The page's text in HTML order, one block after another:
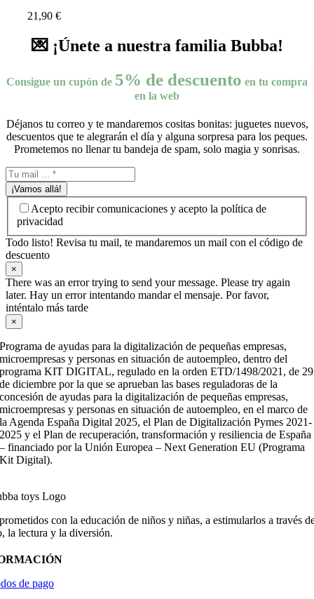
21,90€
💌 ¡Únete a nuestra familia Bubba!
Consigue un cupón de 5% de descuento en tu compra
en la web
Déjanos tu correo y te mandaremos cositas bonitas: juguetes nuevos,
descuentos que te alegrarán el día y alguna sorpresa para los peques.
Prometemos no llenar tu bandeja de spam, solo magia y sonrisas.
¡Vamos allá!
Acepto recibir comunicaciones y acepto la política de
privacidad
Todo listo! Revisa tu mail, te mandaremos un mail con el código de
descuento
×
There was an error trying to send your message. Please try again
later. Hay un error intentando mandar el mensaje. Por favor,
inténtalo más tarde
×
Programa de ayudas para la digitalización de pequeñas empresas,
microempresas y personas en situación de autoempleo, dentro del
programa KIT DIGITAL, regulado en la orden ETD/1498/2021, de 29
de diciembre por la que se aprueban las bases reguladoras de la
concesión de ayudas para la digitalización de pequeñas empresas,
microempresas y personas en situación de autoempleo, en el marco de
la Agenda España Digital 2025, el Plan de Digitalización Pymes 2021-
2025 y el Plan de recuperación, transformación y resiliencia de España
– financiado por la Unión Europea – Next Generation EU (Programa
Kit Digital).
con la educación de niños y niñas, a estimularlos a través
la lectura y la diversión.
de pago